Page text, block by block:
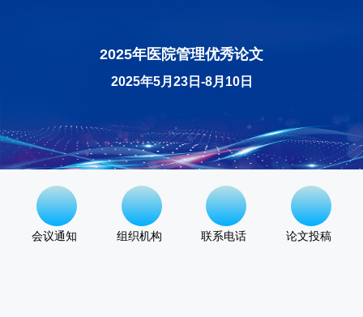
2025年医院管理优秀论文
2025年5月23日-8月10日
会议通知 组织机构 联系电话 论文投稿